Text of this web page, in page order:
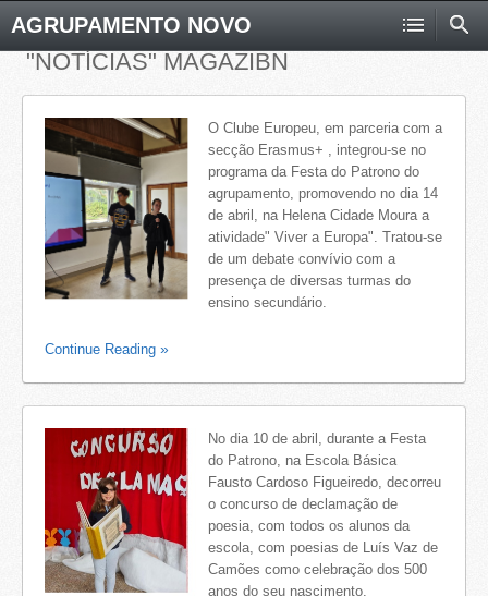
AGRUPAMENTO NOVO
"NOTÍCIAS" MAGAZIBN
O Clube Europeu, em parceria com a
secção Erasmus+ , integrou-se no
programa da Festa do Patrono do
agrupamento, promovendo no dia 14
de abril, na Helena Cidade Moura a
atividade" Viver a Europa". Tratou-se
de um debate convívio com a
presença de diversas turmas do
ensino secundário.
Continue Reading
No dia 10 de abril, durante a Festa
do Patrono, na Escola Básica
Fausto Cardoso Figueiredo, decorreu
o concurso de declamação de
poesia, com todos os alunos da
escola, com poesias de Luís Vaz de
Camões como celebração dos 500
anos do seu nascimento.